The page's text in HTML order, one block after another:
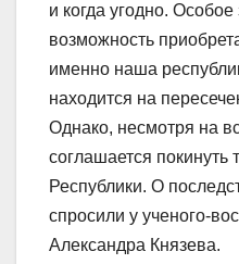
и когда угодно. Особое
возможность
именно наша
находится на
Однако, несмотря на
соглашается покинуть
Республики. О
спросили у ученого-
Александра Князева.